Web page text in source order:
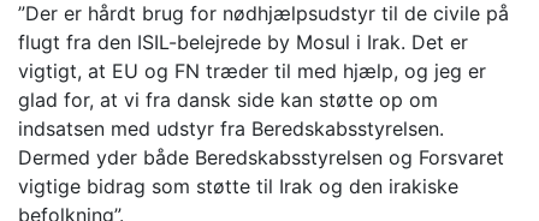
”Der er hårdt brug for nødhjælpsudstyr til de civile på
flugt fra den ISIL-belejrede by Mosul i Irak. Det er
vigtigt, at EU og FN træder til med hjælp, og jeg er
glad for, at vi fra dansk side kan støtte op om
indsatsen med udstyr fra Beredskabsstyrelsen.
Dermed yder både Beredskabsstyrelsen og Forsvaret
vigtige bidrag som støtte til Irak og den irakiske
befolkning”.